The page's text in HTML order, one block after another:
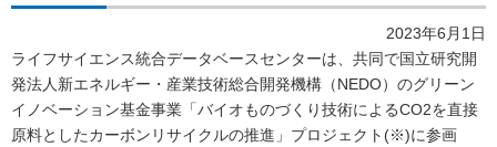
2023年6月1日
ライフサイエンス統合データベースセンターは、共同で国立研究開
発法人新エネルギー・産業技術総合開発機構（NEDO）のグリーン
イノベーション基金事業「バイオものづくり技術によるCO2を直接
原料としたカーボンリサイクルの推進」プロジェクト(※)に参画